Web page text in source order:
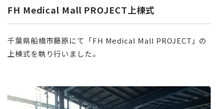
FH Medical Mall PROJECT上棟式
千葉県船橋市藤原にて「FH Medical Mall PROJECT」の
上棟式を執り行いました。